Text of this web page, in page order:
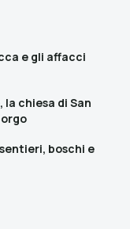
e gli affacci
chiesa di San
boschi e